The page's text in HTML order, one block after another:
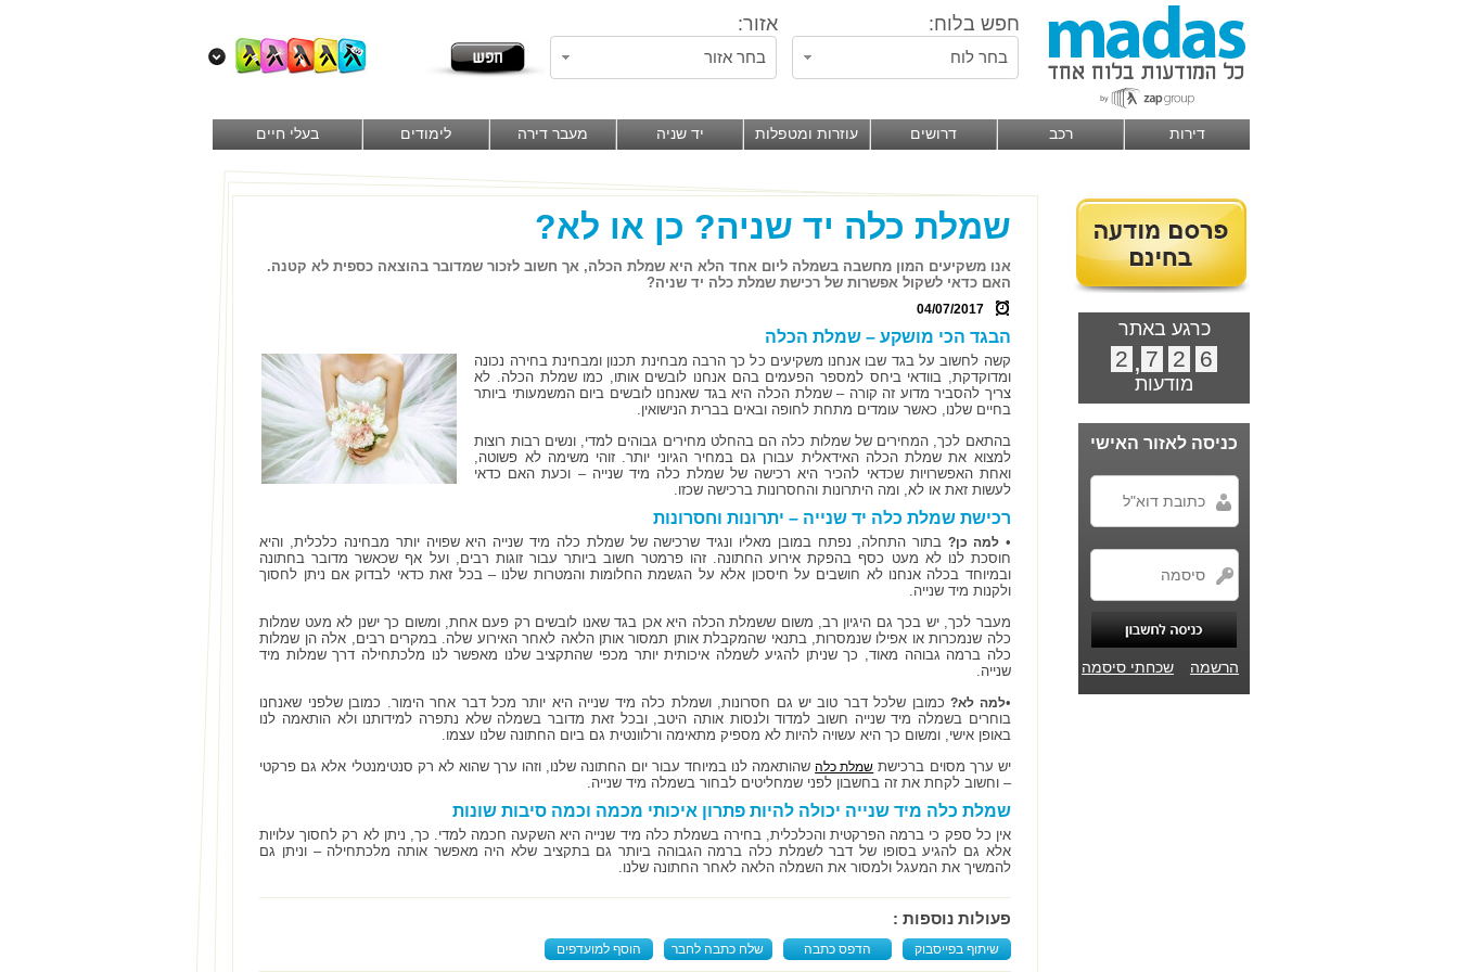
חפש בלוח: אזור:
בחר לוח בחר אזור
דירות רכב דרושים עוזרות ומטפלות יד שניה מעבר דירה לימודים בעלי חיים
כרגע באתר
6
2
7
,
2
מודעות
כניסה לאזור האישי
הרשמה שכחתי סיסמה
שמלת כלה יד שניה? כן או לא?
אנו משקיעים המון מחשבה בשמלה ליום אחד הלא היא שמלת הכלה, אך חשוב לזכור שמדובר בהוצאה כספית לא קטנה.
האם כדאי לשקול אפשרות של רכישת שמלת כלה יד שניה?
04/07/2017
הבגד הכי מושקע – שמלת הכלה
קשה לחשוב על בגד שבו אנחנו משקיעים כל כך הרבה מבחינת תכנון ומבחינת בחירה נכונה
ומדוקדקת, בוודאי ביחס למספר הפעמים בהם אנחנו לובשים אותו, כמו שמלת הכלה. לא
צריך להסביר מדוע זה קורה – שמלת הכלה היא בגד שאנחנו לובשים ביום המשמעותי ביותר
בחיים שלנו, כאשר עומדים מתחת לחופה ובאים בברית הנישואין.
בהתאם לכך, המחירים של שמלות כלה הם בהחלט מחירים גבוהים למדי, ונשים רבות רוצות
למצוא את שמלת הכלה האידאלית עבורן גם במחיר הגיוני יותר. זוהי משימה לא פשוטה,
ואחת האפשרויות שכדאי להכיר היא רכישה של שמלת כלה מיד שנייה – וכעת האם כדאי
לעשות זאת או לא, ומה היתרונות והחסרונות ברכישה שכזו.
רכישת שמלת כלה יד שנייה – יתרונות וחסרונות
•למה כן?בתור התחלה, נפתח במובן מאליו ונגיד שרכישה של שמלת כלה מיד שנייה היא שפויה יותר מבחינה כלכלית, והיא
חוסכת לנו לא מעט כסף בהפקת אירוע החתונה. זהו פרמטר חשוב ביותר עבור זוגות רבים, ועל אף שכאשר מדובר בחתונה
ובמיוחד בכלה אנחנו לא חושבים על חיסכון אלא על הגשמת החלומות והמטרות שלנו – בכל זאת כדאי לבדוק אם ניתן לחסוך
ולקנות מיד שנייה.
מעבר לכך, יש בכך גם היגיון רב, משום ששמלת הכלה היא אכן בגד שאנו לובשים רק פעם אחת, ומשום כך ישנן לא מעט שמלות
כלה שנמכרות או אפילו שנמסרות, בתנאי שהמקבלת אותן תמסור אותן הלאה לאחר האירוע שלה. במקרים רבים, אלה הן שמלות
כלה ברמה גבוהה מאוד, כך שניתן להגיע לשמלה איכותית יותר מכפי שהתקציב שלנו מאפשר לנו מלכתחילה דרך שמלות מיד
שנייה.
•למה לא?כמובן שלכל דבר טוב יש גם חסרונות, ושמלת כלה מיד שנייה היא יותר מכל דבר אחר הימור. כמובן שלפני שאנחנו
בוחרים בשמלה מיד שנייה חשוב למדוד ולנסות אותה היטב, ובכל זאת מדובר בשמלה שלא נתפרה למידותנו ולא הותאמה לנו
באופן אישי, ומשום כך היא עשויה להיות לא מספיק מתאימה ורלוונטית גם ביום החתונה שלנו עצמו.
יש ערך מסוים ברכישת שמלת כלהשהותאמה לנו במיוחד עבור יום החתונה שלנו, וזהו ערך שהוא לא רק סנטימנטלי אלא גם פרקטי
– וחשוב לקחת את זה בחשבון לפני שמחליטים לבחור בשמלה מיד שנייה.
שמלת כלה מיד שנייה יכולה להיות פתרון איכותי מכמה וכמה סיבות שונות
אין כל ספק כי ברמה הפרקטית והכלכלית, בחירה בשמלת כלה מיד שנייה היא השקעה חכמה למדי. כך, ניתן לא רק לחסוך עלויות
אלא גם להגיע בסופו של דבר לשמלת כלה ברמה הגבוהה ביותר גם בתקציב שלא היה מאפשר אותה מלכתחילה – וניתן גם
להמשיך את המעגל ולמסור את השמלה הלאה לאחר החתונה שלנו.
פעולות נוספות :
שיתוף בפייסבוק הדפס כתבה שלח כתבה לחבר הוסף למועדפים